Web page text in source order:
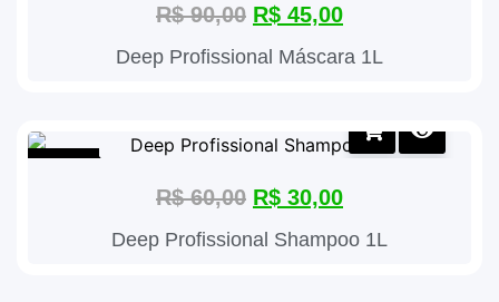
R$90,00 R$ 45,00
Deep Profissional Máscara 1L
R$60,00 R$ 30,00
Deep Profissional Shampoo 1L